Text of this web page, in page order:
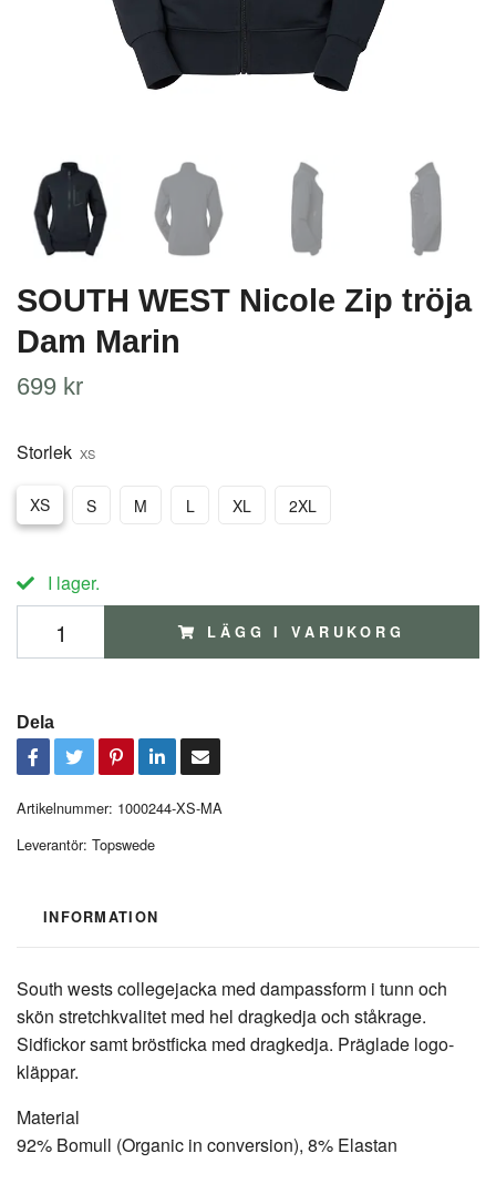
SOUTH WEST Nicole Zip tröja
Dam Marin
699 kr
Storlek XS
XS S M L XL 2XL
I lager.
LÄGG I VARUKORG
Dela
Artikelnummer: 1000244-XS-MA
Leverantör: Topswede
INFORMATION
South wests collegejacka med dampassform i tunn och
skön stretchkvalitet med hel dragkedja och ståkrage.
Sidfickor samt bröstficka med dragkedja. Präglade logo-
kläppar.
Material
92% Bomull (Organic in conversion), 8% Elastan